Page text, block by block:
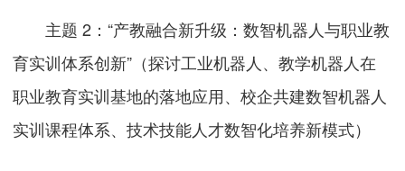
主题 2：“产教融合新升级：数智机器人与职业教
育实训体系创新”（探讨工业机器人、教学机器人在
职业教育实训基地的落地应用、校企共建数智机器人
实训课程体系、技术技能人才数智化培养新模式）